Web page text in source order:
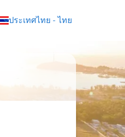
ประเทศไทย - ไทย
keyboard_arrow_down